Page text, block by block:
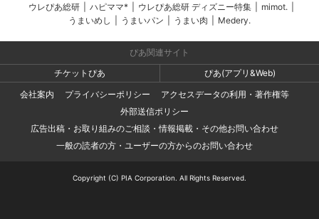
ウレぴあ総研 ハピママ* ウレぴあ総研 ディズニー特集 mimot.
うまいめし
うまいパン うまい肉 Medery.
ぴあ関連サイト
チケットぴあ
ぴあ(アプリ&Web)
会社案内
プライバシーポリシー
アクセスデータの利用・著作権等
外部送信ポリシー
広告出稿・お取り組みのご相談・情報掲載・その他お問い合わせ
一般の読者の方・ユーザーの方からのお問い合わせ
Copyright (C) PIA Corporation. All Rights Reserved.